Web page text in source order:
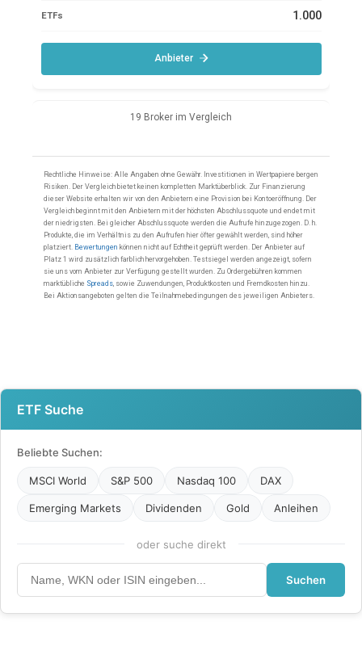
ETF Suche
Beliebte Suchen:
MSCI World S&P 500 Nasdaq 100 DAX
Emerging Markets Dividenden Gold Anleihen
oder suche direkt
Suchen